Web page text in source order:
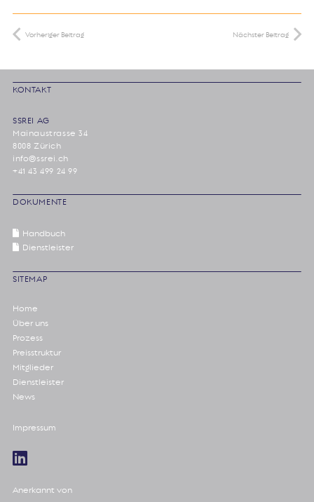
Vorheriger Beitrag Nächster Beitrag
KONTAKT
SSREI AG
Mainaustrasse 34
8008 Zürich
info@ssrei.ch
+41 43 499 24 99
DOKUMENTE
Handbuch
Dienstleister
SITEMAP
Home
Über uns
Prozess
Preisstruktur
Mitglieder
Dienstleister
News
Impressum
Anerkannt von